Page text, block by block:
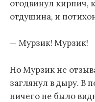
отодвинул кирпич,
отдушина, и
— Мурзик! Мурзик!
Но Мурзик не
заглянул в дыру. В
ничего не было